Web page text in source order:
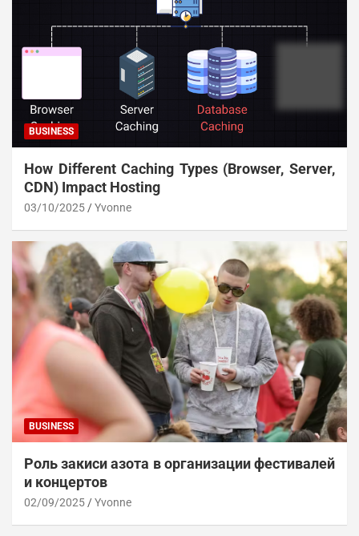
BUSINESS
How Different Caching Types (Browser, Server,
CDN) Impact Hosting
03/10/2025 Yvonne
BUSINESS
Роль закиси азота в организации фестивалей
и концертов
02/09/2025 Yvonne